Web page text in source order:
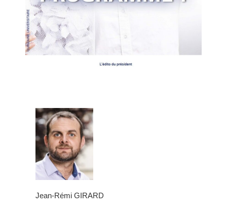
Jean-Rémi GIRARD